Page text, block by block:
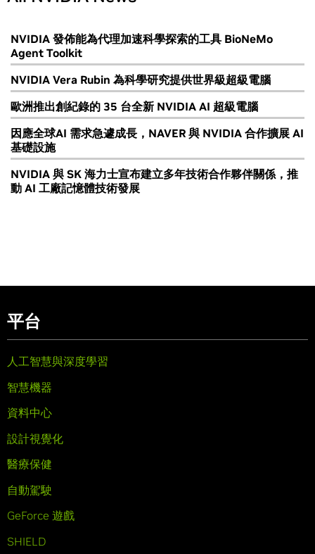
NVIDIA 發佈能為代理加速科學探索的工具 BioNeMo
Agent Toolkit
NVIDIA Vera Rubin 為科學研究提供世界級超級電腦
歐洲推出創紀錄的 35 台全新 NVIDIA AI 超級電腦
因應全球AI 需求急遽成長，NAVER 與 NVIDIA 合作擴展 AI
基礎設施
NVIDIA 與 SK 海力士宣布建立多年技術合作夥伴關係，推
動 AI 工廠記憶體技術發展
平台
人工智慧與深度學習
智慧機器
資料中心
設計視覺化
醫療保健
自動駕駛
GeForce 遊戲
SHIELD